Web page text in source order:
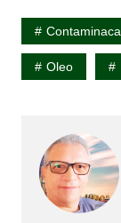
Oleo